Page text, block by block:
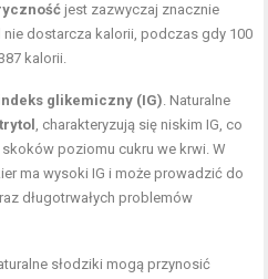
jest zazwyczaj znacznie
nie dostarcza kalorii, podczas gdy 100
kalorii.
glikemiczny (IG). Naturalne
, charakteryzują się niskim IG, co
skoków poziomu cukru we krwi. W
ma wysoki IG i może prowadzić do
długotrwałych problemów
słodziki mogą przynosić